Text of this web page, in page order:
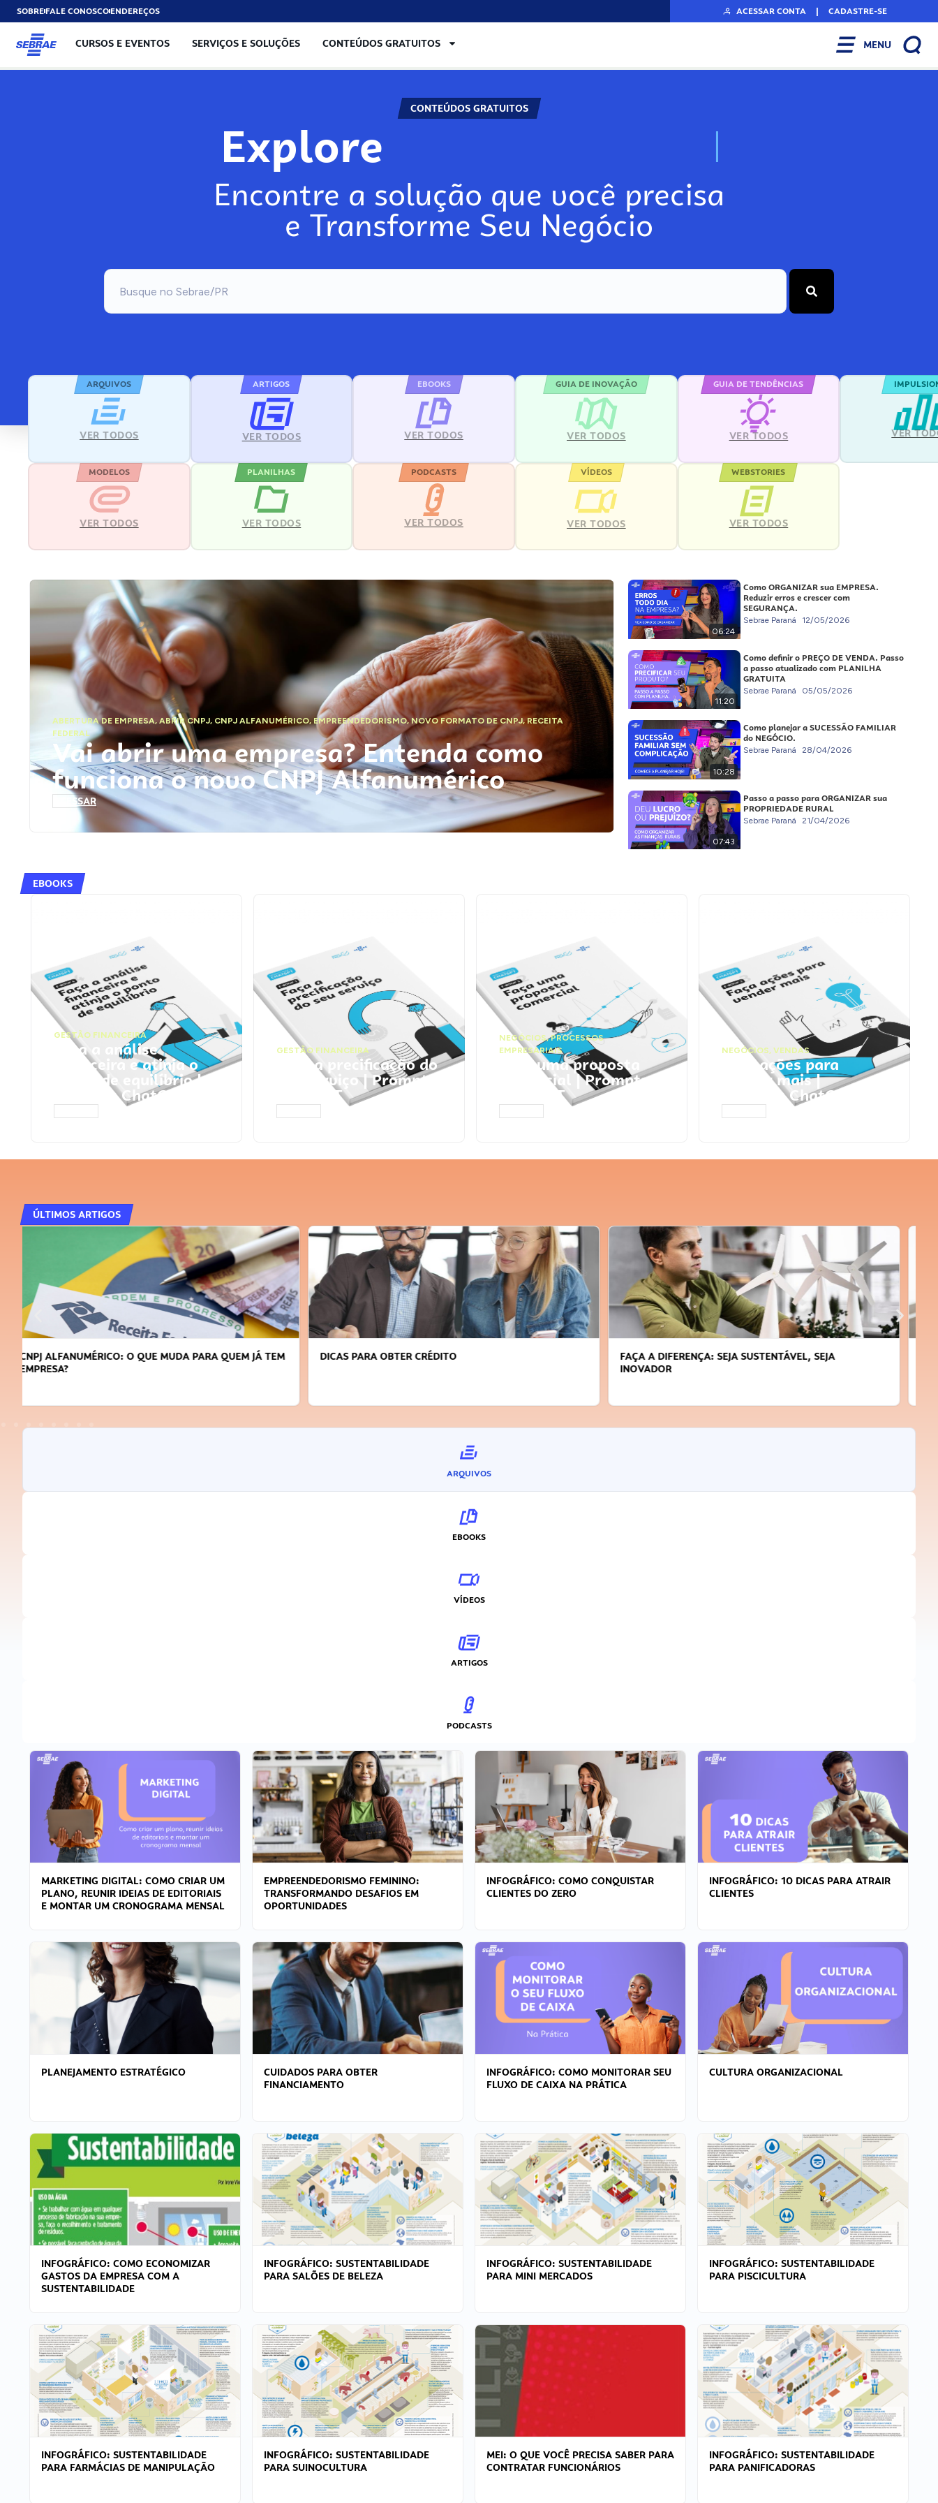
SOBREFALE CONOSCOENDEREÇOS ACESSAR CONTA | CADASTRE-SE
CURSOS E EVENTOS SERVIÇOS E SOLUÇÕES CONTEÚDOS GRATUITOS MENU
CONTEÚDOS GRATUITOS
Explore N
Encontre a solução que você precisa
e Transforme Seu Negócio
ARQUIVOS
VER TODOS
ARTIGOS
VER TODOS
EBOOKS
VER TODOS
GUIA DE INOVAÇÃO
VER TODOS
GUIA DE TENDÊNCIAS
VER TODOS VER
MODELOS
VER TODOS
PLANILHAS
VER TODOS
PODCASTS
VER TODOS
VÍDEOS
VER TODOS
WEBSTORIES
VER TODOS
ABERTURA DE EMPRESA,ABRIR CNPJ, CNPJ ALFANUMÉRICO, EMPREENDEDORISMO,NOVO FORMATO DE CNPJ,RECEITA
FEDERAL
Vai abrir uma empresa? Entenda como
funciona o novo CNPJ Alfanumérico
ACESSAR
06:24
Como ORGANIZAR sua EMPRESA.
Reduzir erros e crescer com
SEGURANÇA.
Sebrae Paraná 12/05/2026
11:20
Como definir o PREÇO DE VENDA. Passo
a passo atualizado com PLANILHA
GRATUITA
Sebrae Paraná 05/05/2026
10:28
Como planejar a SUCESSÃO FAMILIAR
do NEGÓCIO.
Sebrae Paraná 28/04/2026
07:43
Passo a passo para ORGANIZAR sua
PROPRIEDADE RURAL
Sebrae Paraná 21/04/2026
EBOOKS
GESTÃO FINANCEIRA
Faça a análise
financeira e atinja o
ponto de equilíbrio |
Prompts ChatGPT
GESTÃO FINANCEIRA
Faça a precificação do
seu serviço | Prompts
ChatGPT
NEGÓCIOS,PROCESSOS
EMPRESARIAIS
Faça uma proposta
comercial | Prompts
ChatGPT
NEGÓCIOS, VENDAS
Faça ações para
vender mais |
Prompts ChatGPT
ÚLTIMOS ARTIGOS
DICAS PARA OBTER CRÉDITO
FAÇA A DIFERENÇA: SEJA SUSTENTÁVEL, SEJA
APRENDA A GERENCIAR O SEU TEMPO
ARQUIVOS
EBOOKS
VÍDEOS
ARTIGOS
PODCASTS
MARKETING DIGITAL: COMO CRIAR UM
PLANO, REUNIR IDEIAS DE EDITORIAIS
E MONTAR UM CRONOGRAMA MENSAL
EMPREENDEDORISMO FEMININO:
TRANSFORMANDO DESAFIOS EM
OPORTUNIDADES
INFOGRÁFICO: COMO CONQUISTAR
CLIENTES DO ZERO
INFOGRÁFICO: 10 DICAS PARA ATRAIR
CLIENTES
PLANEJAMENTO ESTRATÉGICO
CUIDADOS PARA OBTER
FINANCIAMENTO
INFOGRÁFICO: COMO MONITORAR SEU
FLUXO DE CAIXA NA PRÁTICA
CULTURA ORGANIZACIONAL
INFOGRÁFICO: COMO ECONOMIZAR
GASTOS DA EMPRESA COM A
SUSTENTABILIDADE
INFOGRÁFICO: SUSTENTABILIDADE
PARA SALÕES DE BELEZA
INFOGRÁFICO: SUSTENTABILIDADE
PARA MINI MERCADOS
INFOGRÁFICO: SUSTENTABILIDADE
PARA PISCICULTURA
INFOGRÁFICO: SUSTENTABILIDADE
PARA FARMÁCIAS DE MANIPULAÇÃO
INFOGRÁFICO: SUSTENTABILIDADE
PARA SUINOCULTURA
MEI: O QUE VOCÊ PRECISA SABER PARA
CONTRATAR FUNCIONÁRIOS
INFOGRÁFICO: SUSTENTABILIDADE
PARA PANIFICADORAS